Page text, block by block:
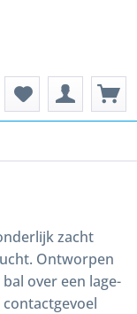
zacht
Ontworpen
over een lage-